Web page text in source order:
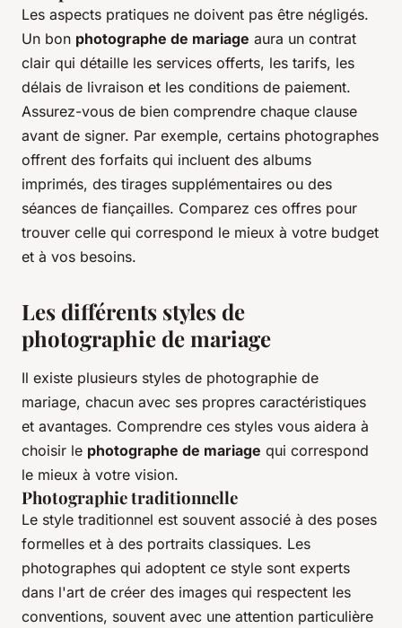
Les aspects pratiques ne doivent pas être négligés.
Un bon photographe de mariage aura un contrat
clair qui détaille les services offerts, les tarifs, les
délais de livraison et les conditions de paiement.
Assurez-vous de bien comprendre chaque clause
avant de signer. Par exemple, certains photographes
offrent des forfaits qui incluent des albums
imprimés, des tirages supplémentaires ou des
séances de fiançailles. Comparez ces offres pour
trouver celle qui correspond le mieux à votre budget
et à vos besoins.
Les différents styles de
photographie de mariage
Il existe plusieurs styles de photographie de
mariage, chacun avec ses propres caractéristiques
et avantages. Comprendre ces styles vous aidera à
choisir le photographe de mariage qui correspond
le mieux à votre vision.
Photographie traditionnelle
Le style traditionnel est souvent associé à des poses
formelles et à des portraits classiques. Les
photographes qui adoptent ce style sont experts
dans l'art de créer des images qui respectent les
conventions, souvent avec une attention particulière